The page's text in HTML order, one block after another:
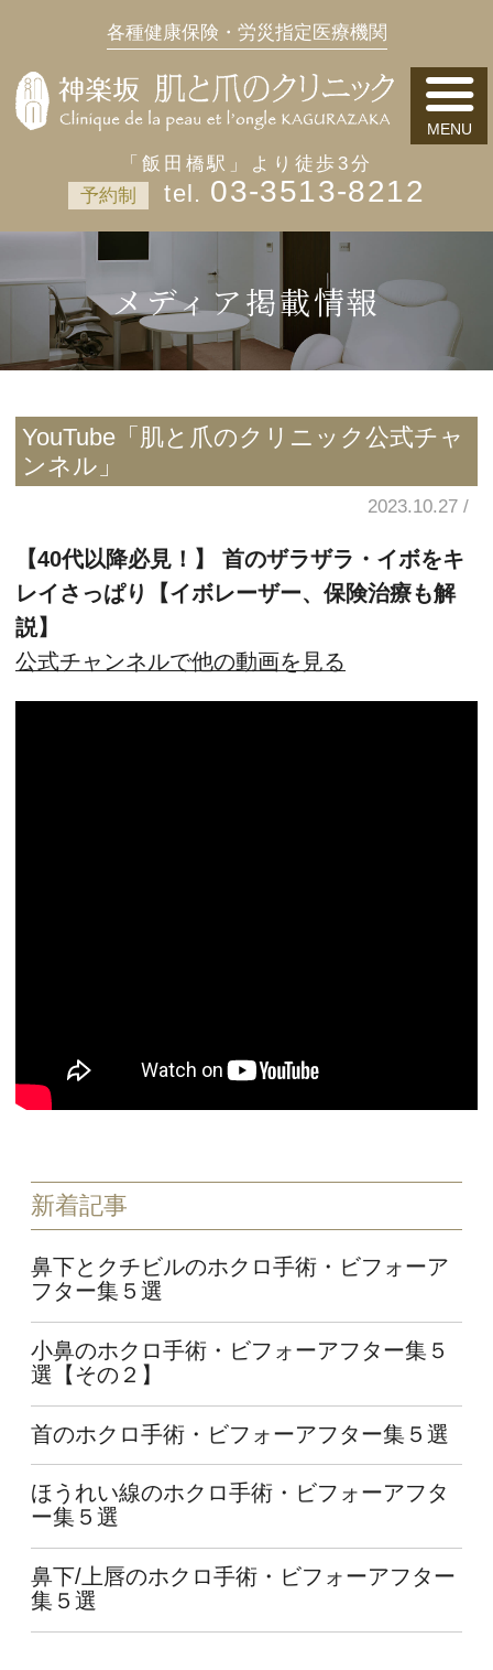
各種健康保険・労災指定医療機関
「飯田橋駅」より徒歩3分
予約制
03-3513-8212
メディア掲載情報
YouTube「肌と爪のクリニック公式チャ
ンネル」
2023.10.27
【40代以降必見！】 首のザラザラ・イボをキ
レイさっぱり【イボレーザー、保険治療も解
説】
公式チャンネルで他の動画を見る
新着記事
鼻下とクチビルのホクロ手術・ビフォーア
フター集５選
小鼻のホクロ手術・ビフォーアフター集５
選【その２】
首のホクロ手術・ビフォーアフター集５選
ほうれい線のホクロ手術・ビフォーアフタ
ー集５選
鼻下/上唇のホクロ手術・ビフォーアフター
集５選